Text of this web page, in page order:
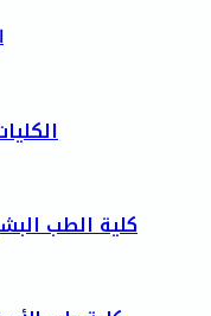
كلية الطب